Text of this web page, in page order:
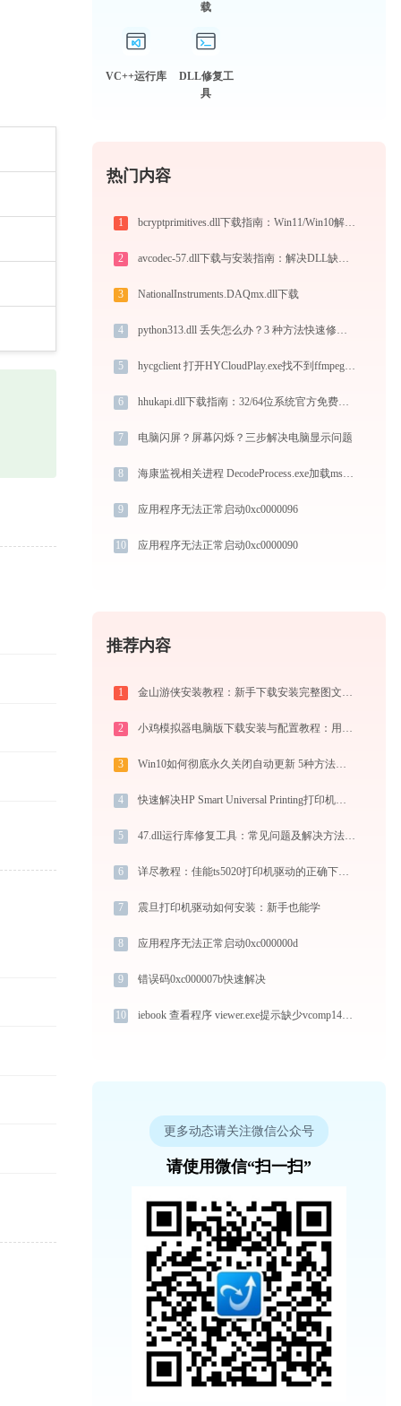
载
VC++运行库
DLL修复工
具
热门内容
1 bcryptprimitives.dll下载指南：Win11/Win10解决DLL缺失问题的完整方案
2 avcodec-57.dll下载与安装指南：解决DLL缺失问题的完整方案
3 NationalInstruments.DAQmx.dll下载
4 python313.dll 丢失怎么办？3 种方法快速修复 - 专家教程
5 hycgclient 打开HYCloudPlay.exe找不到ffmpeg.dll怎么办
6 hhukapi.dll下载指南：32/64位系统官方免费版DLL文件修复教程
7 电脑闪屏？屏幕闪烁？三步解决电脑显示问题
8 海康监视相关进程 DecodeProcess.exe加载msvcr100.dll文件丢失处理办法
9 应用程序无法正常启动0xc0000096
10 应用程序无法正常启动0xc0000090
推荐内容
1 金山游侠安装教程：新手下载安装完整图文步骤
2 小鸡模拟器电脑版下载安装与配置教程：用电脑重温经典街机与掌机游戏
3 Win10如何彻底永久关闭自动更新 5种方法教你永久关闭win10自动更新
4 快速解决HP Smart Universal Printing打印机驱动安装问题，这篇文章告诉你方法
5 47.dll运行库修复工具：常见问题及解决方法详解
6 详尽教程：佳能ts5020打印机驱动的正确下载与安装方式
7 震旦打印机驱动如何安装：新手也能学
8 应用程序无法正常启动0xc000000d
9 错误码0xc000007b快速解决
10 iebook 查看程序 viewer.exe提示缺少vcomp140.dll文件的解决办法
更多动态请关注微信公众号
请使用微信“扫一扫”